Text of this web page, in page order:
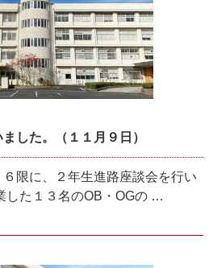
した。（１１月９日）
限に、２年生進路座談会を行い
た１３名のOB・OGの …